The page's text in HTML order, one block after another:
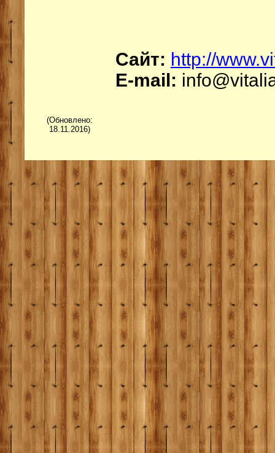
Сайт: http://
Е-mail:
(Обновлено:
18.11.2016)